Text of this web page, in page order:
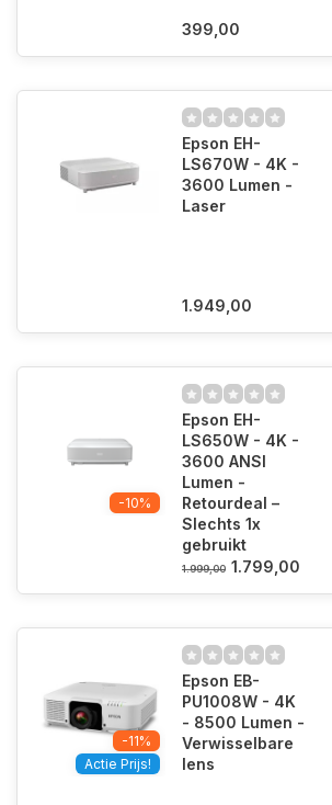
399,00
Epson EH-
LS670W - 4K -
3600 Lumen -
Laser
1.949,00
-10%
Epson EH-
LS650W - 4K -
3600 ANSI
Lumen -
Retourdeal –
Slechts 1x
gebruikt
1.999,00 1.799,00
-11%
Actie Prijs!
Epson EB-
PU1008W - 4K
- 8500 Lumen -
Verwisselbare
lens